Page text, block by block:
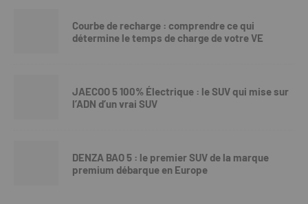
Courbe de recharge : comprendre ce qui
détermine le temps de charge de votre VE
JAECOO 5 100% Électrique : le SUV qui mise sur
l’ADN d’un vrai SUV
DENZA BAO 5 : le premier SUV de la marque
premium débarque en Europe